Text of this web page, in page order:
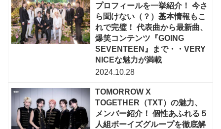
プロフィールを一挙紹介！ 今さ
ら聞けない（？）基本情報もこ
れで完璧！ 代表曲から最新曲、
爆笑コンテンツ『GOING
SEVENTEEN』まで・・VERY
NICEな魅力が満載
2024.10.28
TOMORROW X
TOGETHER（TXT）の魅力、
メンバー紹介！ 個性あふれる５
人組ボーイズグループを徹底解